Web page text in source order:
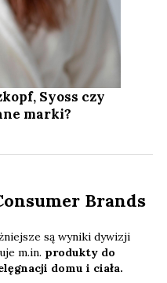
Syoss czy
marki?
Brands
są wyniki dywizji
m.in. produkty do
domu i ciała.